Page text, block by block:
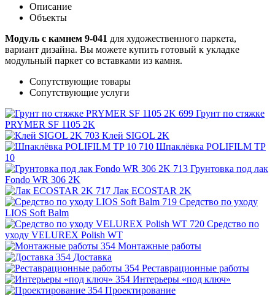
Описание
Объекты
Модуль с камнем 9-041 для художественного паркета,
вариант дизайна. Вы можете купить готовый к укладке
модульный паркет со вставками из камня.
Сопутствующие товары
Сопутствующие услуги
Грунт по стяжке
PRYMER SF 1105 2K
Клей SIGOL 2K
Шпаклёвка POLIFILM TP
10
Грунтовка под лак
Fondo WR 306 2K
Лак ECOSTAR 2K
Средство по уходу
LIOS Soft Balm
Средство по
уходу VELUREX Polish WT
Монтажные работы
Доставка
Реставрационные работы
Интерьеры «под ключ»
Проектирование